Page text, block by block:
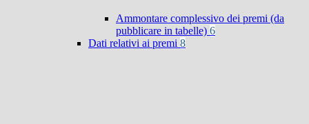
Ammontare complessivo dei premi (da
pubblicare in tabelle) 6
Dati relativi ai premi 8